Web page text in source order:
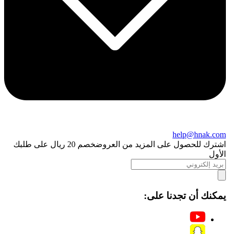
help@hnak.com
اشترك للحصول على المزيد من العروض
خصم 20 ريال على طلبك
الأول
يمكنك أن تجدنا على: